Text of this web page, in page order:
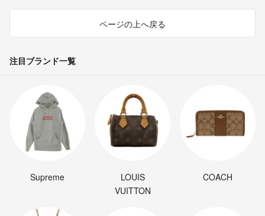
ページの上へ戻る
注目ブランド一覧
Supreme
LOUIS
VUITTON
COACH